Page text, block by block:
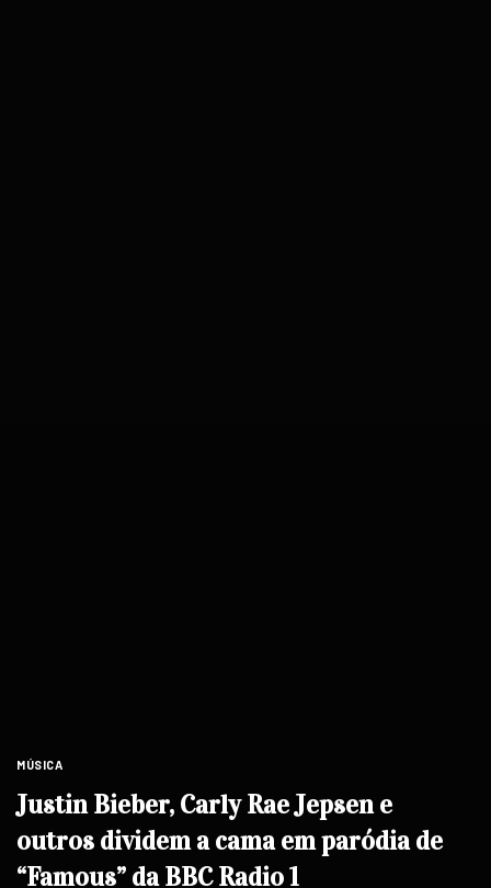
MÚSICA
Justin Bieber, Carly Rae Jepsen e
outros dividem a cama em paródia de
“Famous” da BBC Radio 1